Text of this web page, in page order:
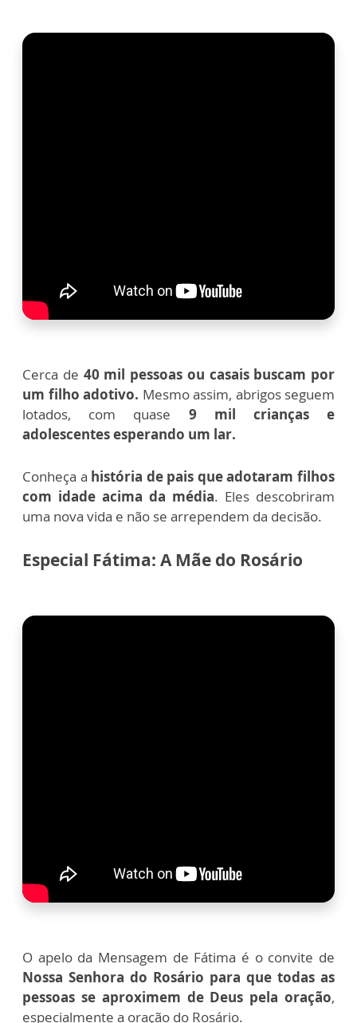
Cerca de 40 mil pessoas ou casais buscam por
um filho adotivo. Mesmo assim, abrigos seguem
lotados, com quase 9 mil crianças e
adolescentes esperando um lar.
Conheça a história de pais que adotaram filhos
com idade acima da média. Eles descobriram
uma nova vida e não se arrependem da decisão.
Especial Fátima: A Mãe do Rosário
O apelo da Mensagem de Fátima é o convite de
Nossa Senhora do Rosário para que todas as
pessoas se aproximem de Deus pela oração,
especialmente a oração do Rosário.